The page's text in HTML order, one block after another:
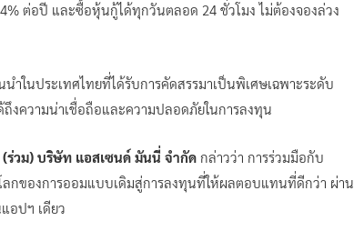
ต่อปี และซื้อหุ้นกู้ได้ทุกวันตลอด 24 ชั่วโมง ไม่ต้องจองล่วง
ในประเทศไทยที่ได้รับการคัดสรรมาเป็นพิเศษเฉพาะระดับ
งความน่าเชื่อถือและความปลอดภัยในการลงทุน
ร่วม) บริษัท แอสเซนด์ มันนี่ จำกัด กล่าวว่า การร่วมมือกับ
โลกของการออมแบบเดิมสู่การลงทุนที่ให้ผลตอบแทนที่ดีกว่า ผ่าน
อปฯ เดียว